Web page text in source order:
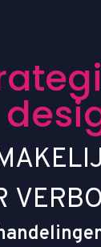
ategi
desi
AKELIJ
VERBO